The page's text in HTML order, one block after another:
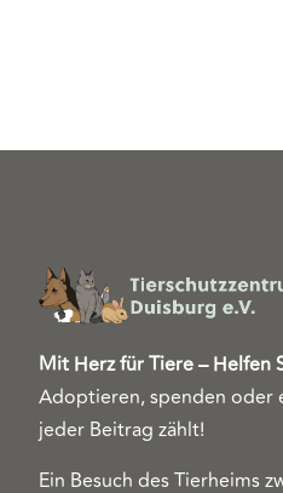
Mit Herz für Tiere – Helfen
Adoptieren, spenden oder
jeder Beitrag zählt!
Ein Besuch des Tierheims